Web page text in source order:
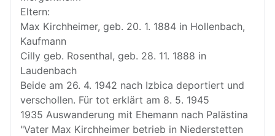
Eltern:
Max Kirchheimer, geb. 20. 1. 1884 in Hollenbach,
Kaufmann
Cilly geb. Rosenthal, geb. 28. 11. 1888 in
Laudenbach
Beide am 26. 4. 1942 nach Izbica deportiert und
verschollen. Für tot erklärt am 8. 5. 1945
1935 Auswanderung mit Ehemann nach Palästina
"Vater Max Kirchheimer betrieb in Niederstetten